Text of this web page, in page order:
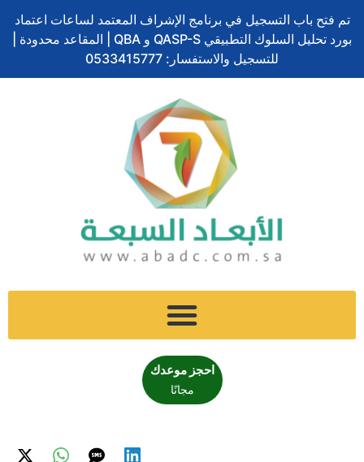
إلى
المحتوى
تم فتح باب التسجيل في برنامج الإشراف المعتمد لساعات اعتماد
بورد تحليل السلوك التطبيقي QASP-S و QBA | المقاعد محدودة |
للتسجيل والاستفسار: 0533415777
احجز موعدك
مجانًا